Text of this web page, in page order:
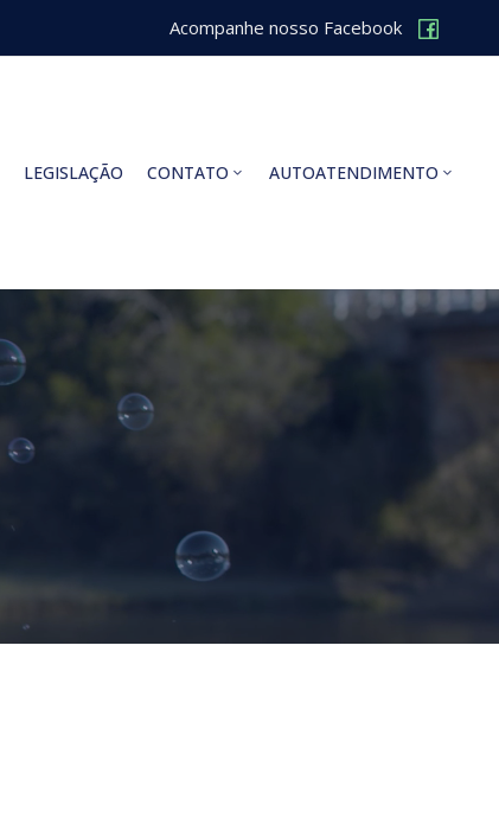
Acompanhe nosso Facebook
LEGISLAÇÃO CONTATO AUTOATENDIMENTO